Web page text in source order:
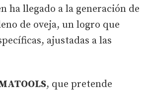
ha llegado a la generación de
de oveja, un logro que
ajustadas a las
, que pretende